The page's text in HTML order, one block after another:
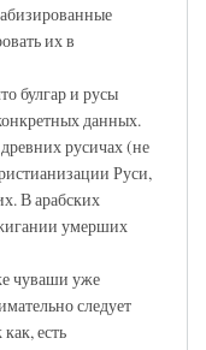
их в
булгар и русы
данных.
русичах (не
Руси,
В арабских
умерших
чуваши уже
следует
есть